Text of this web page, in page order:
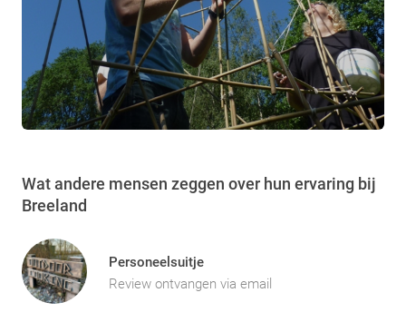
Wat andere mensen zeggen over hun ervaring bij
Breeland
Personeelsuitje
Review ontvangen via email